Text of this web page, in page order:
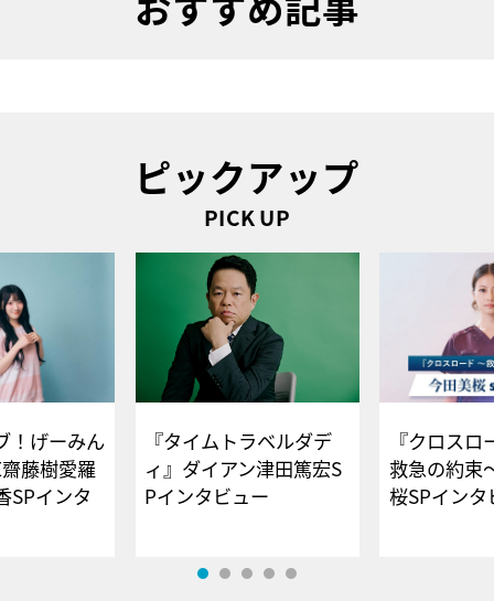
ピックアップ
PICK UP
！げーみん
藤樹愛羅
SPインタ
『タイムトラベルダデ
ィ』ダイアン津田篤宏S
Pインタビュー
『クロス
救急の約束
桜SPイ